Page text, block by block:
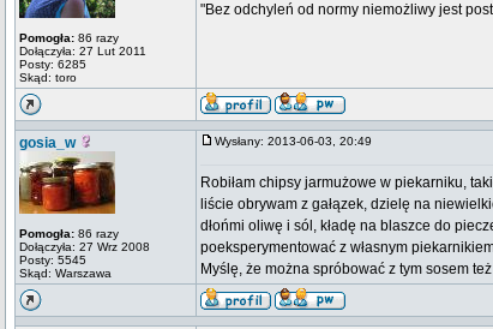
Pomogła: 86 razy
Dołączyła: 27 Lut 2011
Posty: 6285
Skąd: toro
"Bez odchyleń od normy niemożliwy jest
gosia_w
Pomogła: 86 razy
Dołączyła: 27 Wrz 2008
Posty: 5545
Skąd: Warszawa
Wysłany: 2013-06-03, 20:49
Robiłam chipsy jarmużowe w piekarniku,
liście obrywam z gałązek, dzielę na
dłońmi oliwę i sól, kładę na blaszce do
poeksperymentować z własnym
Myślę, że można spróbować z tym sosem